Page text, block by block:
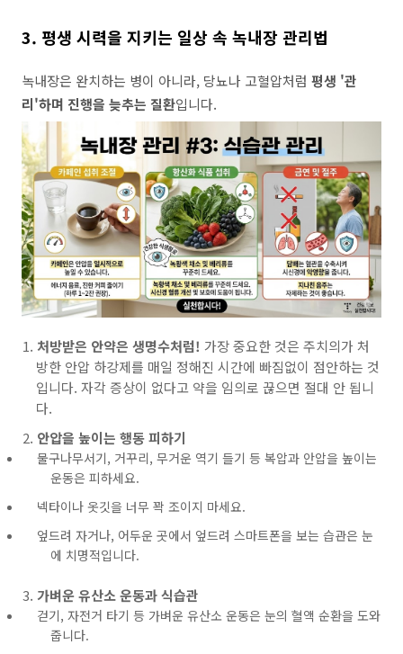
3. 평생 시력을 지키는 일상 속 녹내장 관리법
녹내장은 완치하는 병이 아니라, 당뇨나 고혈압처럼 평생 '관
리'하며 진행을 늦추는 질환입니다.
처방받은 안약은 생명수처럼! 가장 중요한 것은 주치의가 처
방한 안압 하강제를 매일 정해진 시간에 빠짐없이 점안하는 것
입니다. 자각 증상이 없다고 약을 임의로 끊으면 절대 안 됩니
다.
안압을 높이는 행동 피하기
물구나무서기, 거꾸리, 무거운 역기 들기 등 복압과 안압을 높이는
운동은 피하세요.
넥타이나 옷깃을 너무 꽉 조이지 마세요.
엎드려 자거나, 어두운 곳에서 엎드려 스마트폰을 보는 습관은 눈
에 치명적입니다.
가벼운 유산소 운동과 식습관
걷기, 자전거 타기 등 가벼운 유산소 운동은 눈의 혈액 순환을 도와
줍니다.